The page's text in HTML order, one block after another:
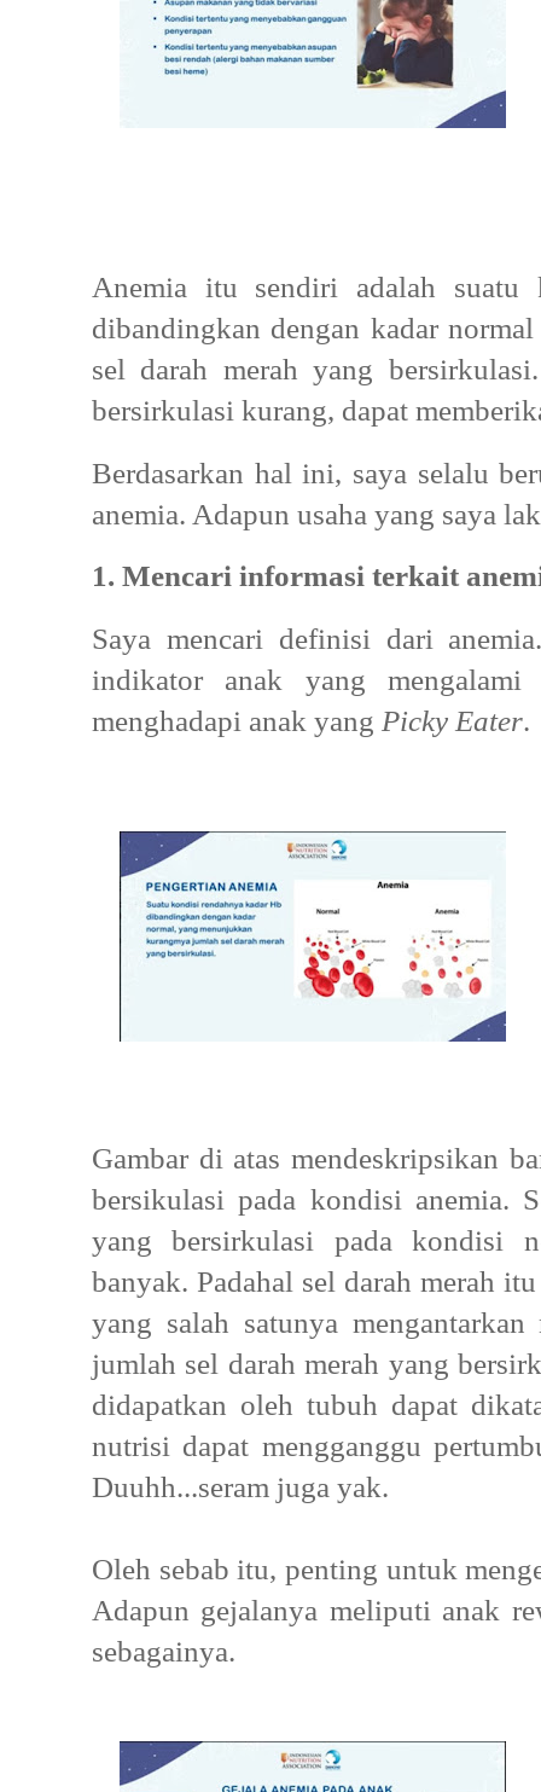
Anemia itu sendiri adalah suatu
dibandingkan dengan kadar
sel darah merah yang
bersirkulasi kurang, dapat
Berdasarkan hal ini, saya selalu
anemia. Adapun usaha yang saya
1. Mencari informasi terkait
Saya mencari definisi dari
indikator anak yang mengalami
menghadapi anak yang Picky Eater.
Gambar di atas mendeskripsikan
bersikulasi pada kondisi anemia.
yang bersirkulasi pada kondisi
banyak. Padahal sel darah merah
yang salah satunya
jumlah sel darah merah yang
didapatkan oleh tubuh dapat
nutrisi dapat mengganggu
Duuhh...seram juga yak.
Oleh sebab itu, penting untuk
Adapun gejalanya meliputi anak
sebagainya.